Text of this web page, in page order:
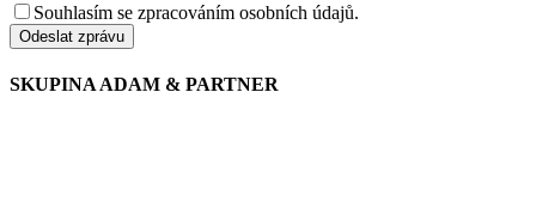
Souhlasím se zpracováním osobních údajů.
Odeslat zprávu
SKUPINA ADAM & PARTNER